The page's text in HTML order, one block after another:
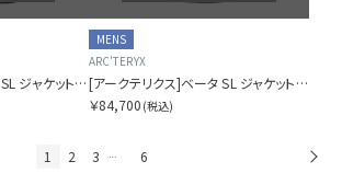
[アークテリクス]ベータ SL ジャケット メンズ
MENS
ARC'TERYX
[アークテリクス]ベータ SL ジャケット メンズ
￥84,700 (税込)
1 2 3 … 6